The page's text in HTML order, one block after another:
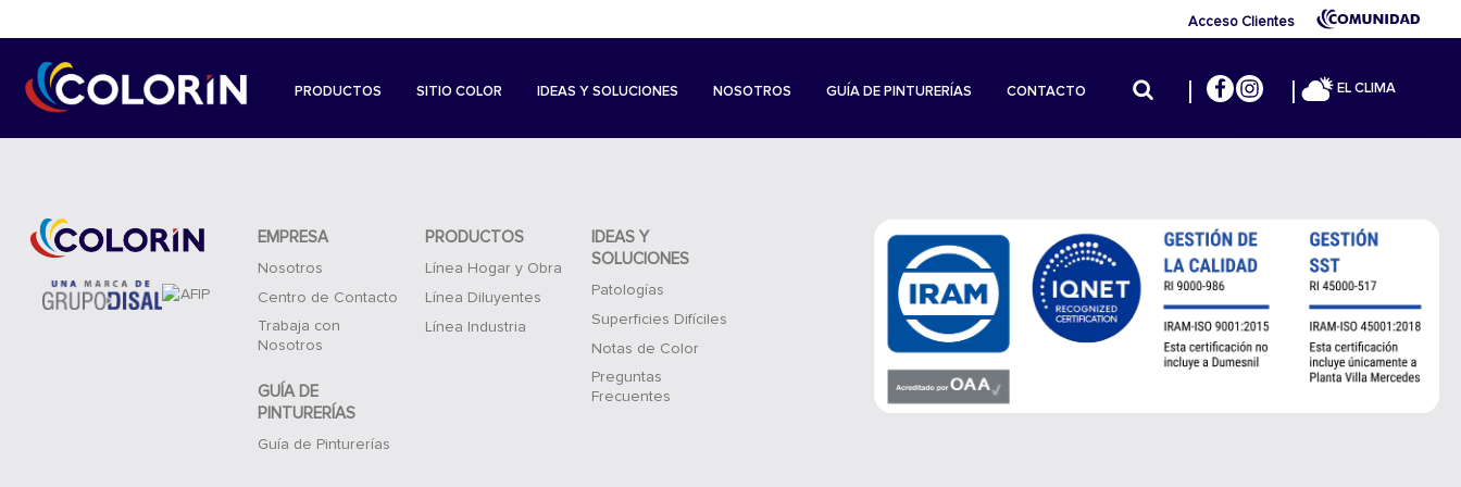
Acceso Clientes
PRODUCTOS SITIO COLOR IDEAS Y SOLUCIONES NOSOTROS GUÍA DE PINTURERÍAS CONTACTO EL CLIMA
EMPRESA
Nosotros
Centro de Contacto
Trabaja con
Nosotros
GUÍA DE
PINTURERÍAS
Guía de Pinturerías
PRODUCTOS
Línea Hogar y Obra
Línea Diluyentes
Línea Industria
IDEAS Y
SOLUCIONES
Patologías
Superficies Difíciles
Notas de Color
Preguntas
Frecuentes